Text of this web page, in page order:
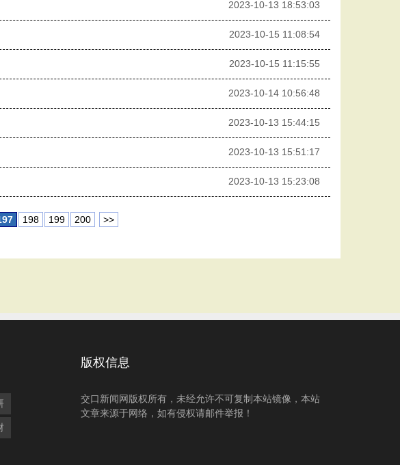
2023-10-13 18:53:03
2023-10-15 11:08:54
2023-10-15 11:15:55
2023-10-14 10:56:48
2023-10-13 15:44:15
2023-10-13 15:51:17
2023-10-13 15:23:08
198 199 200 >>
版权信息
交口新闻网版权所有，未经允许不可复制本站镜像，本站
文章来源于网络，如有侵权请邮件举报！